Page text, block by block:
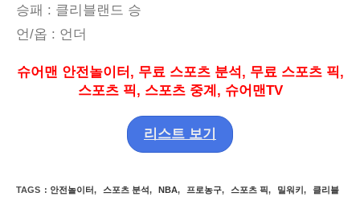
승패 : 클리블랜드 승
언/옵 : 언더
슈어맨 안전놀이터 , 무료 스포츠 분석, 무료 스포츠 픽,
스포츠 픽, 스포츠 중계 , 슈어맨TV
리스트 보기
TAGS : 안전놀이터, 스포츠 분석, NBA, 프로농구, 스포츠 픽, 밀워키, 클리블